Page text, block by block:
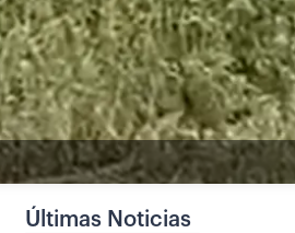
Últimas Noticias